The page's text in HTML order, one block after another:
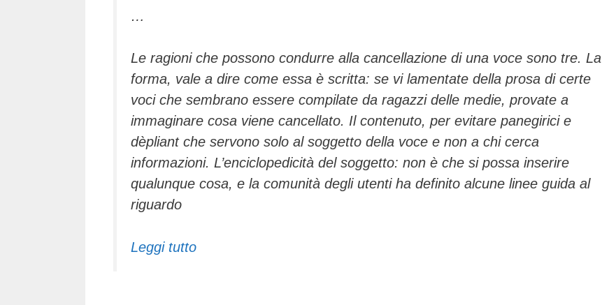
…
Le ragioni che possono condurre alla cancellazione di una voce sono tre. La
forma, vale a dire come essa è scritta: se vi lamentate della prosa di certe
voci che sembrano essere compilate da ragazzi delle medie, provate a
immaginare cosa viene cancellato. Il contenuto, per evitare panegirici e
dèpliant che servono solo al soggetto della voce e non a chi cerca
informazioni. L’enciclopedicità del soggetto: non è che si possa inserire
qualunque cosa, e la comunità degli utenti ha definito alcune linee guida al
riguardo
Leggi tutto